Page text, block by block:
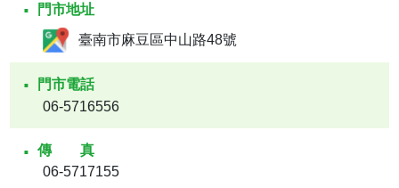
門市地址
臺南市麻豆區中山路48號
門市電話
06-5716556
傳真
06-5717155